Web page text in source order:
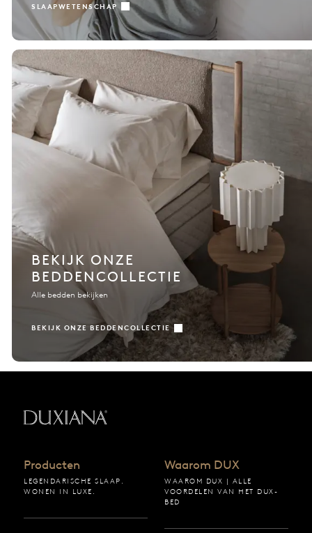
SLAAPWETENSCHAP
BEKIJK ONZE
BEDDENCOLLECTIE
Alle bedden bekijken
BEKIJK ONZE BEDDENCOLLECTIE
Producten
LEGENDARISCHE SLAAP.
WONEN IN LUXE.
Waarom DUX
WAAROM DUX | ALLE
VOORDELEN VAN HET DUX-
BED